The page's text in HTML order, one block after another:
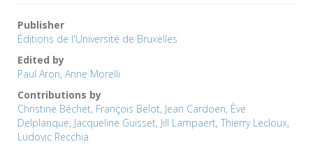
Publisher
Éditions de l'Université de Bruxelles
Edited by
Paul Aron, Anne Morelli
Contributions by
Christine Béchet, François Belot, Jean Cardoen, Ève
Delplanque, Jacqueline Guisset, Jill Lampaert, Thierry Lecloux,
Ludovic Recchia